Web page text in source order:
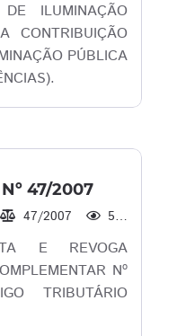
ILUMINAÇÃO
CONTRIBUIÇÃO
PÚBLICA
47/2007
47/2007 502
E REVOGA
Nº
TRIBUTÁRIO